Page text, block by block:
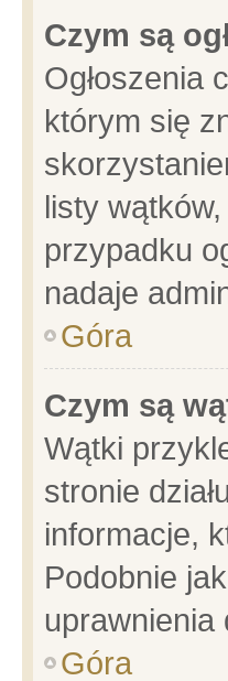
Czym są
Ogłoszenia
którym się
listy
przypadku
nadaje
Góra
Czym są
Wątki
stronie
informacje,
Podobnie
uprawnienia
Góra